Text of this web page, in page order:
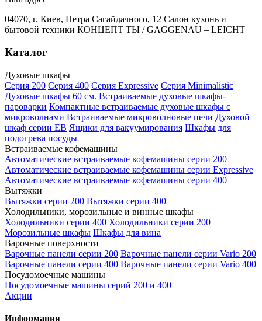
04070, г. Киев, Петра Сагайдачного, 12 Салон кухонь и
бытовой техники КОНЦЕПТ ТЫ / GAGGENAU – LEICHT
Каталог
Духовые шкафы
Серия 200 Серия 400 Серия Expressive Серия Minimalistic
Духовые шкафы 60 см. Встраиваемые духовые шкафы-
пароварки Компактные встраиваемые духовые шкафы с
микроволнами Встраиваемые микроволновые печи Духовой
шкаф серии EB Ящики для вакуумирования Шкафы для
подогрева посуды
Встраиваемые кофемашины
Автоматические встраиваемые кофемашины серии 200
Автоматические встраиваемые кофемашины серии Expressive
Автоматические встраиваемые кофемашины серии 400
Вытяжки
Вытяжки серии 200 Вытяжки серии 400
Холодильники, морозильные и винные шкафы
Холодильники серии 400 Холодильники серии 200
Морозильные шкафы Шкафы для вина
Варочные поверхности
Варочные панели серии 200 Варочные панели серии Vario 200
Варочные панели серии 400 Варочные панели серии Vario 400
Посудомоечные машины
Посудомоечные машины серий 200 и 400
Акции
Информация